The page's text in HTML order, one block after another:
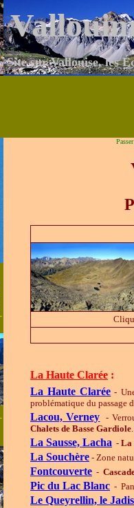
Site sur Vallouise, les
La Haute Clarée :
La Haute Clarée -
problématique du passage
Lacou, Verney -
Chalets de Basse Gardiole.
La Sausse, Lacha - La
La Souchère - Zone
Fontcouverte -
Pic du Lac Blanc -
Le Queyrellin, le Jadis